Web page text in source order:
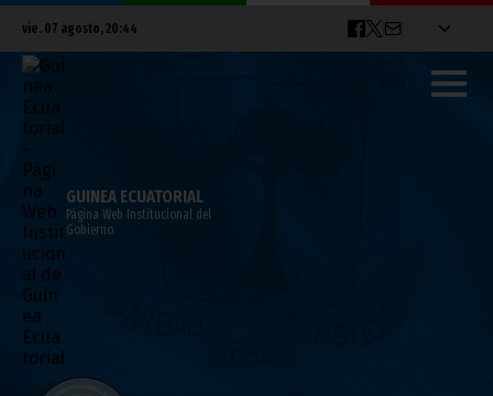
vie. 07 agosto, 20:44
GUINEA ECUATORIAL
Página Web Institucional del
Gobierno
Corisco se abre al turismo
junio 23, 2022